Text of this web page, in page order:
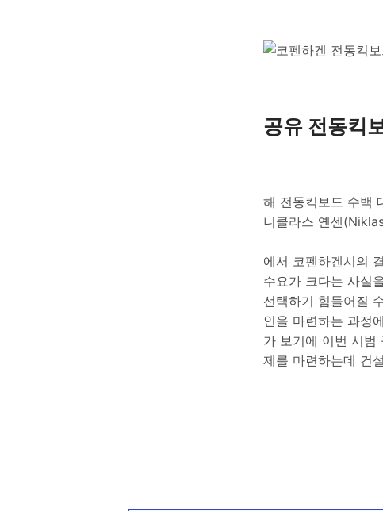
공유 전동킥
해 전동킥보드 수백
니클라스 옌센
에서 코펜하겐시의
수요가 크다는 사실
선택하기 힘들어질
인을 마련하는 과정
가 보기에 이번 시범
제를 마련하는데 건